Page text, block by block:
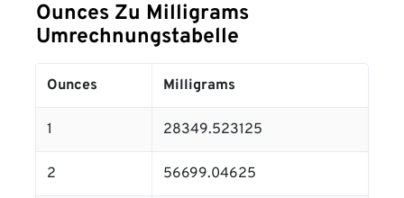
Ounces Zu Milligrams
Umrechnungstabelle
Ounces Milligrams
1 28349.523125
2 56699.04625